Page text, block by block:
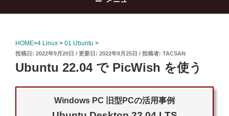
HOME>4 Linux > 01 Ubuntu >
投
稿
日:
2022年9月20日 2022年9月25日 投稿者: TACSAN
Ubuntu 22.04 で PicWish を使う
Windows PC 旧型PCの活用事例